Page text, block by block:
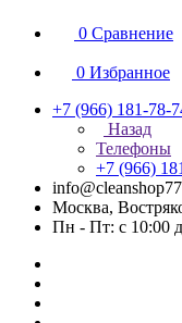
0 Сравнение
0 Избранное
+7 (966) 181-78-
Назад
Телефоны
+7 (966)
Москва,
Пн - Пт: с 10:00